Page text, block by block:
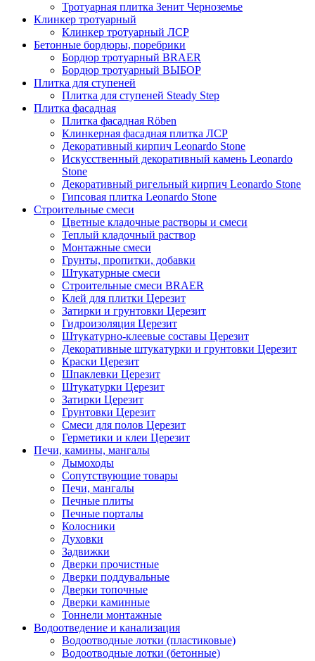
Тротуарная плитка Зенит Черноземье
Клинкер тротуарный
Клинкер тротуарный ЛСР
Бетонные бордюры, поребрики
Бордюр тротуарный BRAER
Бордюр тротуарный ВЫБОР
Плитка для ступеней
Плитка для ступеней Steady Step
Плитка фасадная
Плитка фасадная Röben
Клинкерная фасадная плитка ЛСР
Декоративный кирпич Leonardo Stone
Искусственный декоративный камень Leonardo
Stone
Декоративный ригельный кирпич Leonardo Stone
Гипсовая плитка Leonardo Stone
Строительные смеси
Цветные кладочные растворы и смеси
Теплый кладочный раствор
Монтажные смеси
Грунты, пропитки, добавки
Штукатурные смеси
Строительные смеси BRAER
Клей для плитки Церезит
Затирки и грунтовки Церезит
Гидроизоляция Церезит
Штукатурно-клеевые составы Церезит
Декоративные штукатурки и грунтовки Церезит
Краски Церезит
Шпаклевки Церезит
Штукатурки Церезит
Затирки Церезит
Грунтовки Церезит
Смеси для полов Церезит
Герметики и клеи Церезит
Печи, камины, мангалы
Дымоходы
Сопутствующие товары
Печи, мангалы
Печные плиты
Печные порталы
Колосники
Духовки
Задвижки
Дверки прочистные
Дверки поддувальные
Дверки топочные
Дверки каминные
Тоннели монтажные
Водоотведение и канализация
Водоотводные лотки (пластиковые)
Водоотводные лотки (бетонные)